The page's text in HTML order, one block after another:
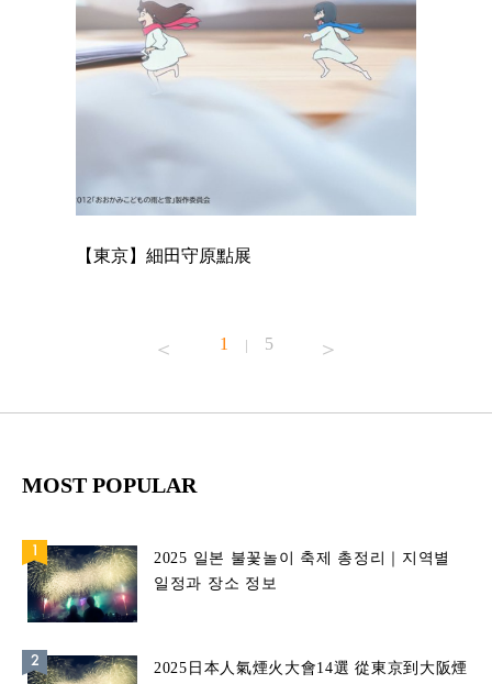
【東京】細田守原點展
1 | 5
MOST POPULAR
2025 일본 불꽃놀이 축제 총정리｜지역별
일정과 장소 정보
2025日本人氣煙火大會14選 從東京到大阪煙